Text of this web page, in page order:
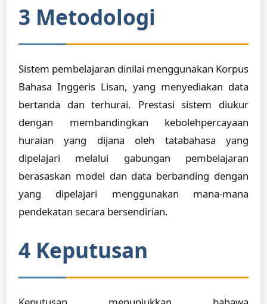
3 Metodologi
Sistem pembelajaran dinilai menggunakan Korpus
Bahasa Inggeris Lisan, yang menyediakan data
bertanda dan terhurai. Prestasi sistem diukur
dengan membandingkan kebolehpercayaan
huraian yang dijana oleh tatabahasa yang
dipelajari melalui gabungan pembelajaran
berasaskan model dan data berbanding dengan
yang dipelajari menggunakan mana-mana
pendekatan secara bersendirian.
4 Keputusan